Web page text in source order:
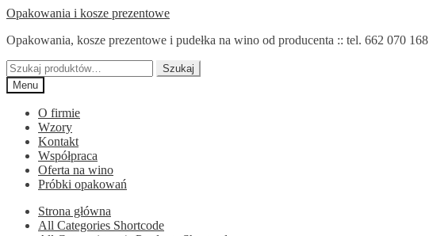
Przejdź
nawigacji
Przejdź
treści
Opakowania i kosze prezentowe
Opakowania, kosze prezentowe i pudełka na wino od producenta :: tel. 662 070 168
Szukaj:
Szukaj
Menu
O firmie
Wzory
Kontakt
Współpraca
Oferta na wino
Próbki opakowań
Strona główna
All Categories Shortcode